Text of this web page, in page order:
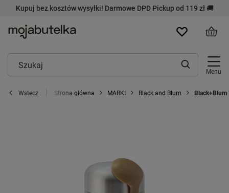
Kupuj bez kosztów wysyłki! Darmowe DPD Pickup od 119 zł 🚚
Menu
Wstecz Strona główna MARKI Black and Blum